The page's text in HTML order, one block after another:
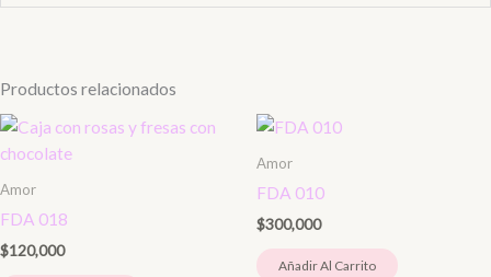
Productos relacionados
Amor
FDA 018
$120,000
Amor
FDA 010
$300,000
Añadir Al Carrito